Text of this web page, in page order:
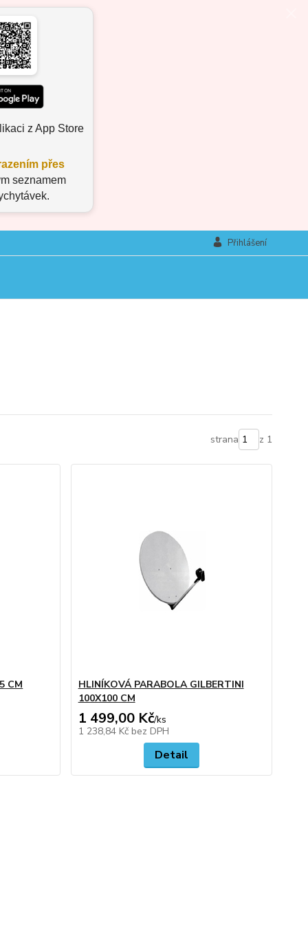
z App Store
přes
seznamem
Přihlášení
strana z 1
CM
HLINÍKOVÁ PARABOLA GILBERTINI
100X100 CM
1 499,00 Kč/ks
1 238,84 Kč bez DPH
Detail